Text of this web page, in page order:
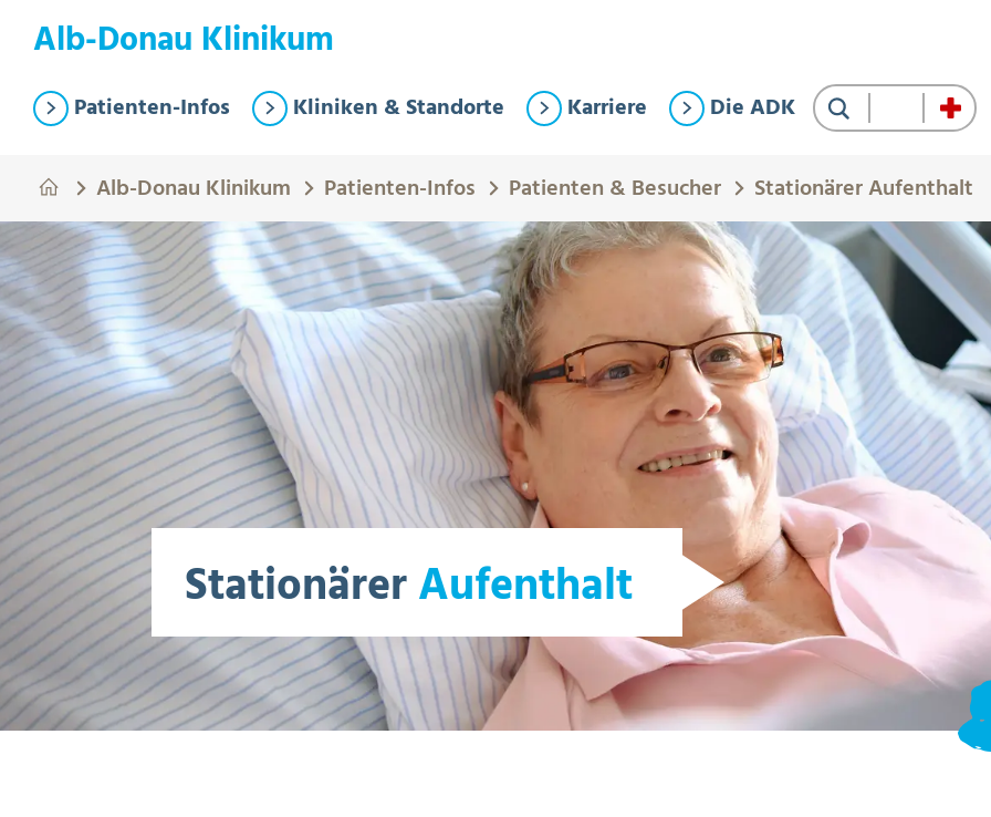
Alb-Donau Klinikum
Patienten-Infos Kliniken & Standorte Karriere Die ADK Suche
Alb-Donau Klinikum Patienten-Infos Patienten & Besucher Stationärer Aufenthalt
StationärerAufenthalt